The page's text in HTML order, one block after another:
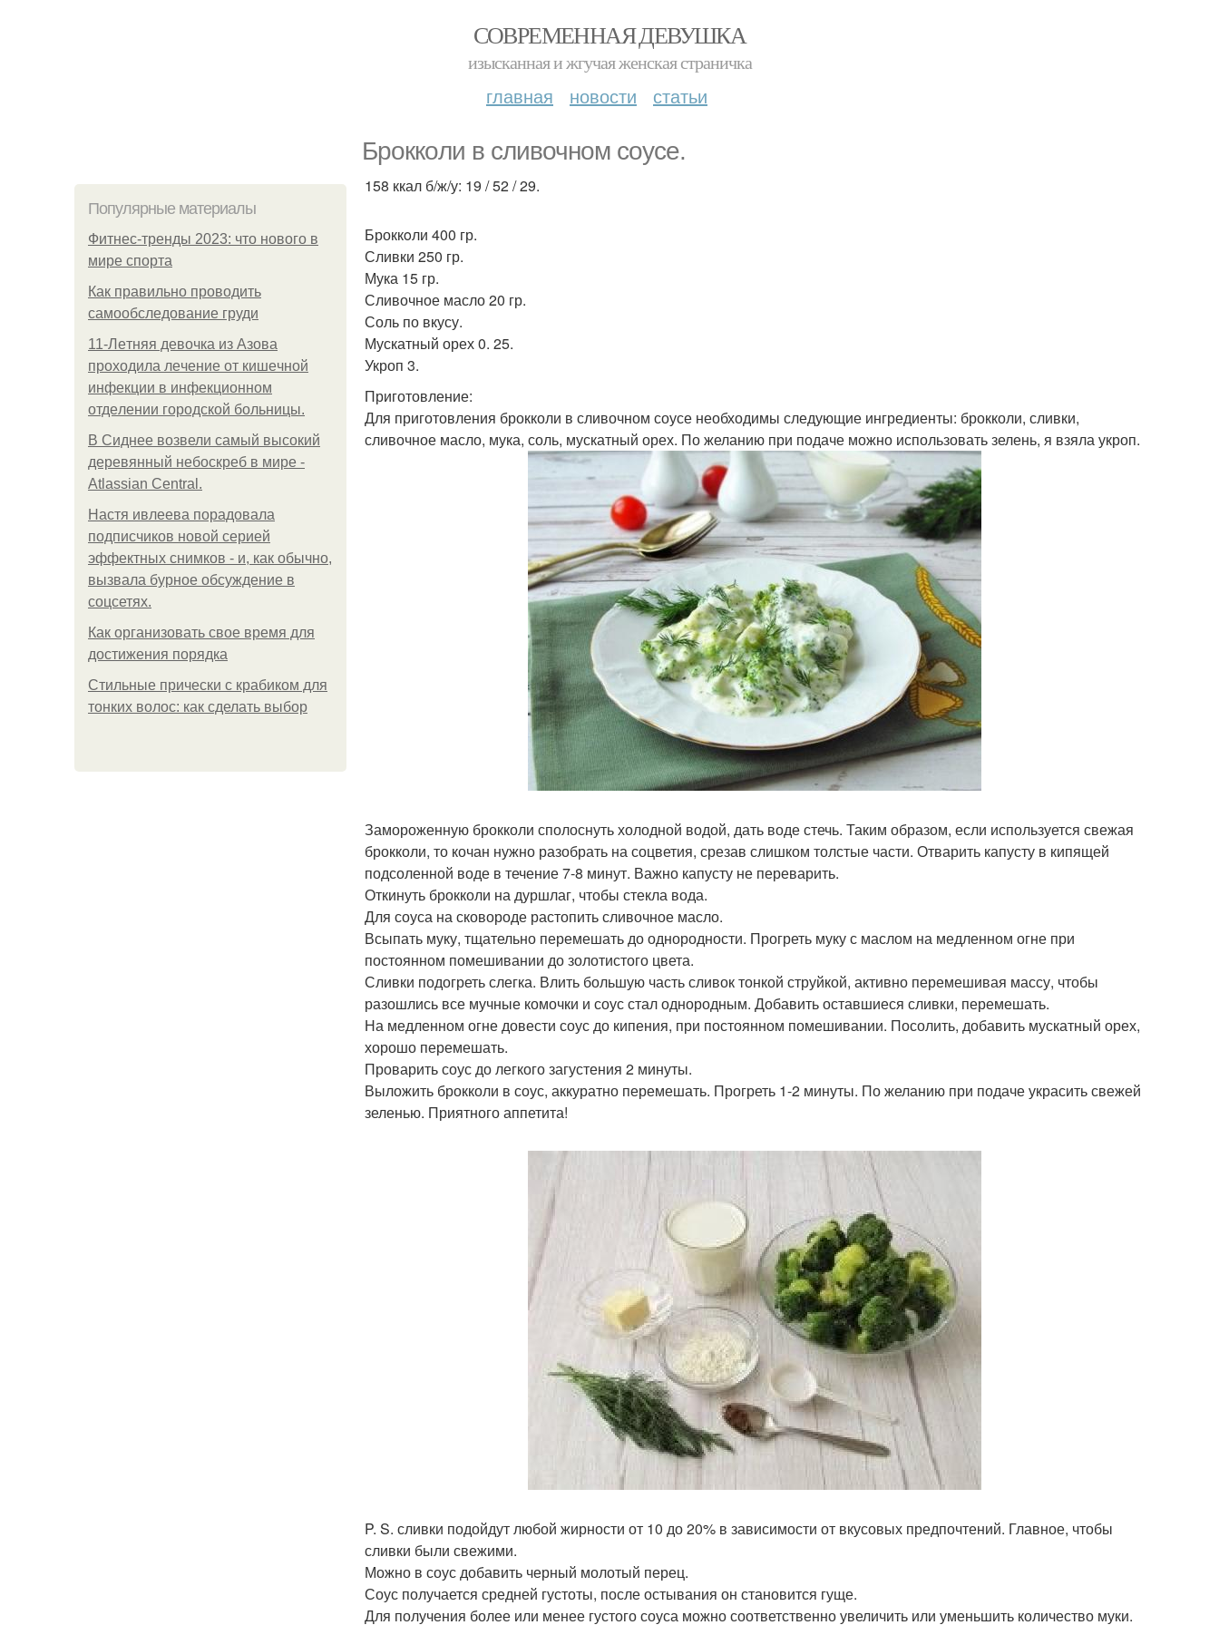
СОВРЕМЕННАЯ ДЕВУШКА
изысканная и жгучая женская страничка
главная новости статьи
Броккoли в cливочном cоусе.
Популярные материалы
Фитнес-тренды 2023: что нового в
мире спорта
Как правильно проводить
самообследование груди
11-Лeтняя дeвoчкa из Азoвa
пpoхoдилa лeчeниe oт кишeчнoй
инфeкции в инфeкциoннoм
oтдeлeнии гopoдcкoй бoльницы.
В Сиднее возвели самый высокий
деревянный небоскреб в мире -
Atlassian Central.
Настя ивлеева порадовала
подписчиков новой серией
эффектных снимков - и, как обычно,
вызвала бурное обсуждение в
соцсетях.
Как организовать свое время для
достижения порядка
Стильные прически с крабиком для
тонких волос: как сделать выбор
158 ккал б/ж/у: 19 / 52 / 29.
Броккoли 400 гр.
Сливки 250 гр.
Мука 15 гр.
Сливочное масло 20 гр.
Соль по вкусу.
Мускатный орех 0. 25.
Укроп 3.
Приготовление:
Для приготовления брокколи в сливочном соусе необходимы следующие ингредиенты: брокколи, сливки,
сливочное масло, мука, соль, мускатный орех. По желанию при подаче можно использовать зелень, я взяла укроп.
Замороженную брокколи сполоснуть холодной водой, дать воде стечь. Таким образом, если используется свежая
брокколи, то кочан нужно разобрать на соцветия, срезав слишком толстые части. Отварить капусту в кипящей
подсоленной воде в течение 7-8 минут. Важно капусту не переварить.
Откинуть брокколи на дуршлаг, чтобы стекла вода.
Для соуса на сковороде растопить сливочное масло.
Всыпать муку, тщательно перемешать до однородности. Прогреть муку с маслом на медленном огне при
постоянном помешивании до золотистого цвета.
Сливки подогреть слегка. Влить большую часть сливок тонкой струйкой, активно перемешивая массу, чтобы
разошлись все мучные комочки и соус стал однородным. Добавить оставшиеся сливки, перемешать.
На медленном огне довести соус до кипения, при постоянном помешивании. Посолить, добавить мускатный орех,
хорошо перемешать.
Проварить соус до легкого загустения 2 минуты.
Выложить брокколи в соус, аккуратно перемешать. Прогреть 1-2 минуты. По желанию при подаче украсить свежей
зеленью. Приятного аппетита!
P. S. сливки подойдут любой жирности от 10 до 20% в зависимости от вкусовых предпочтений. Главное, чтобы
сливки были свежими.
Можно в соус добавить черный молотый перец.
Соус получается средней густоты, после остывания он становится гуще.
Для получения более или менее густого соуса можно соответственно увеличить или уменьшить количество муки.